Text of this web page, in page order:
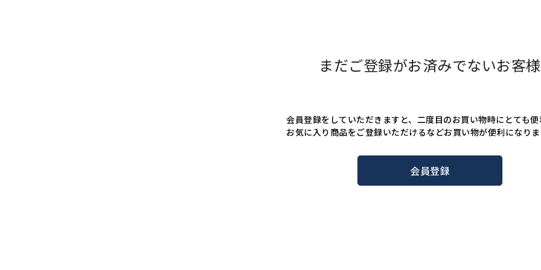
まだご登録がお済みでないお客様
会員登録をしていただきますと、二度目のお買い物時にとても便
お気に入り商品をご登録いただけるなどお買い物が便利になりま
会員登録